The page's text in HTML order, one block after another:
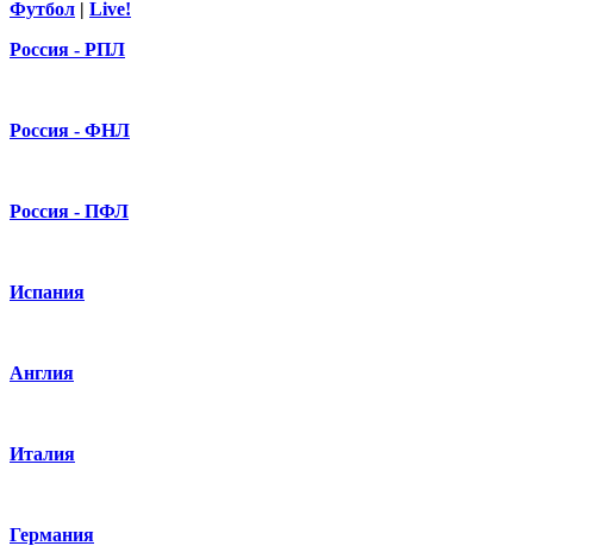
Футбол | Live!
Россия - РПЛ
Россия - ФНЛ
Россия - ПФЛ
Испания
Англия
Италия
Германия